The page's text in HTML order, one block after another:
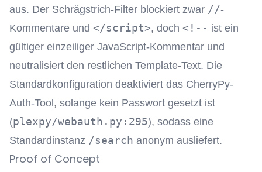
aus. Der Schrägstrich-Filter blockiert zwar //-
Kommentare und </script>, doch <!-- ist ein
gültiger einzeiliger JavaScript-Kommentar und
neutralisiert den restlichen Template-Text. Die
Standardkonfiguration deaktiviert das CherryPy-
Auth-Tool, solange kein Passwort gesetzt ist
(plexpy/webauth.py:295), sodass eine
Standardinstanz /search anonym ausliefert.
Proof of Concept